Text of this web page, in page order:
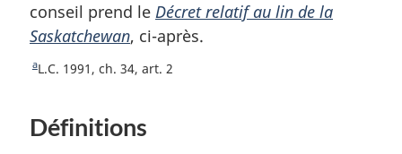
e
d
e
conseil prend le Décret relatif au lin de la
Saskatchewan, ci-après.
R
o
aL.C. 1991, ch. 34, art. 2
Définitions